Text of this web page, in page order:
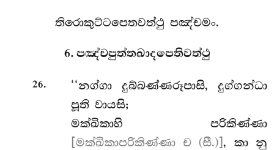
තිරොකුට්ටපෙතවත්ථු පඤ්චමං.
6. පඤ්චපුත්තඛාදපෙතිවත්ථු
26. ‘‘නග්ගා දුබ්බණ්ණරූපාසි, දුග්ගන්ධා
පූති වායසි;
මක්ඛිකාහි පරිකිණ්ණා
[මක්ඛිකාපරිකිණ්ණා ච (සී.)], කා නු